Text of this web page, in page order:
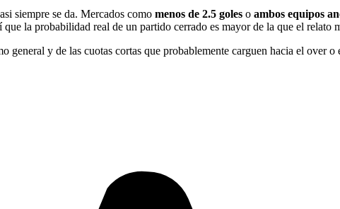
siempre se da. Mercados como menos de 2.5 goles o ambos equipos
la probabilidad real de un partido cerrado es mayor de la que el relato
general y de las cuotas cortas que probablemente carguen hacia el over